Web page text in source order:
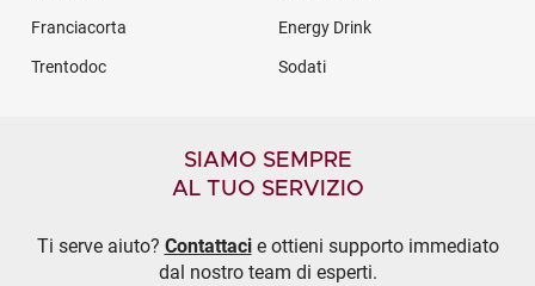
Franciacorta Energy Drink
Trentodoc Sodati
SIAMO SEMPRE
AL TUO SERVIZIO
Ti serve aiuto? Contattacie ottieni supporto immediato
dal nostro team di esperti.